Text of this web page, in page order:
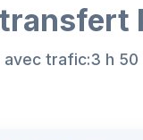
trafic:3 h 50